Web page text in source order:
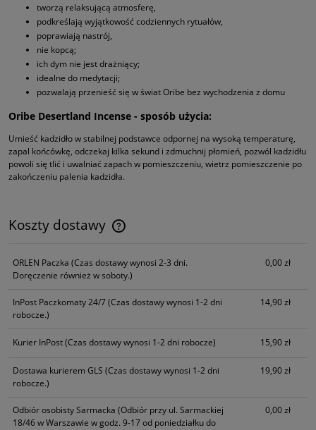
tworzą relaksującą atmosferę,
podkreślają wyjątkowość codziennych rytuałów,
poprawiają nastrój,
nie kopcą;
ich dym nie jest drażniący;
idealne do medytacji;
pozwalają przenieść się w świat Oribe bez wychodzenia z domu
Oribe Desertland Incense - sposób użycia:
Umieść kadzidło w stabilnej podstawce odpornej na wysoką temperaturę,
zapal końcówkę, odczekaj kilka sekund i zdmuchnij płomień, pozwól kadzidłu
powoli się tlić i uwalniać zapach w pomieszczeniu, wietrz pomieszczenie po
zakończeniu palenia kadzidła.
Koszty dostawy
Cena nie zawiera ewentualnych kosztów płatności
ORLEN Paczka (Czas dostawy wynosi 2-3 dni.
Doręczenie również w soboty.)
0,00 zł
InPost Paczkomaty 24/7(Czas dostawy wynosi 1-2 dni
robocze.)
14,90 zł
Kurier InPost(Czas dostawy wynosi 1-2 dni robocze) 15,90 zł
Dostawa kurierem GLS (Czas dostawy wynosi 1-2 dni
robocze.)
19,90 zł
Odbiór osobisty Sarmacka (Odbiór przy ul. Sarmackiej
18/46 w Warszawie w godz. 9-17 od poniedziałku do
0,00 zł